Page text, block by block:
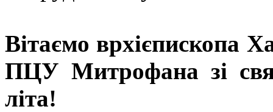
Вітаємо врхієпископа
ПЦУ Митрофана зі
літа!